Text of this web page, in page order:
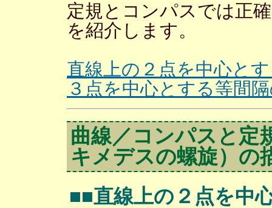
定規とコンパスでは正
を紹介します。
直線上の２点を中心と
３点を中心とする等間
曲線／コンパスと定
キメデスの螺旋）の
■■直線上の２点を中